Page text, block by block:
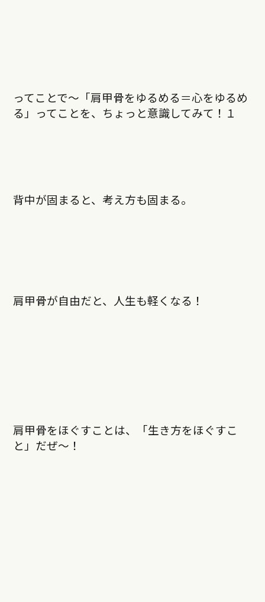
ってことで〜「肩甲骨をゆるめる＝心をゆるめ
る」ってことを、ちょっと意識してみて！１
背中が固まると、考え方も固まる。
肩甲骨が自由だと、人生も軽くなる！
肩甲骨をほぐすことは、「生き方をほぐすこ
と」だぜ〜！